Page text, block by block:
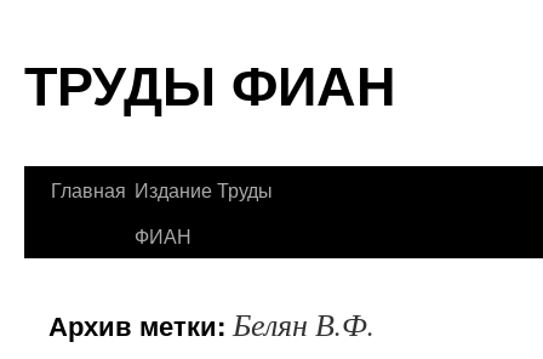
содержимому
ТРУДЫ ФИАН
Главная Издание Труды
ФИАН
Архив метки:Белян В.Ф.